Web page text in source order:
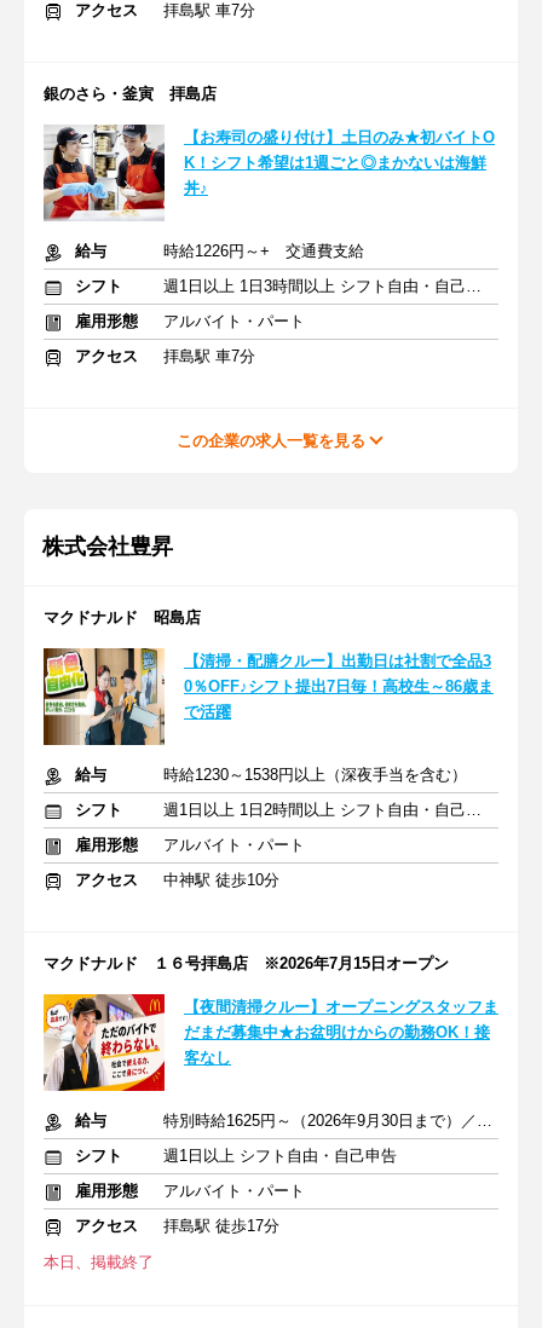
アクセス
拝島駅 車7分
銀のさら・釜寅 拝島店
【お寿司の盛り付け】土日のみ★初バイトO
K！シフト希望は1週ごと◎まかないは海鮮
丼♪
給与
時給1226円～+ 交通費支給
シフト
週1日以上 1日3時間以上 シフト自由・自己申告
雇用形態
アルバイト・パート
アクセス
拝島駅 車7分
この企業の求人一覧を見る
株式会社豊昇
マクドナルド 昭島店
【清掃・配膳クルー】出勤日は社割で全品3
0％OFF♪シフト提出7日毎！高校生～86歳ま
で活躍
給与
時給1230～1538円以上（深夜手当を含む）
シフト
週1日以上 1日2時間以上 シフト自由・自己申告
雇用形態
アルバイト・パート
アクセス
中神駅 徒歩10分
マクドナルド １６号拝島店 ※2026年7月15日オープン
【夜間清掃クルー】オープニングスタッフま
だまだ募集中★お盆明けからの勤務OK！接
客なし
給与
特別時給1625円～（2026年9月30日まで）／通常時給1538円～
シフト
週1日以上 シフト自由・自己申告
雇用形態
アルバイト・パート
アクセス
拝島駅 徒歩17分
本日、掲載終了